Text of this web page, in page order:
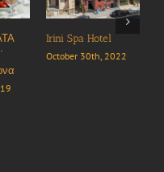
Irini Spa Hotel
October 30th, 2022